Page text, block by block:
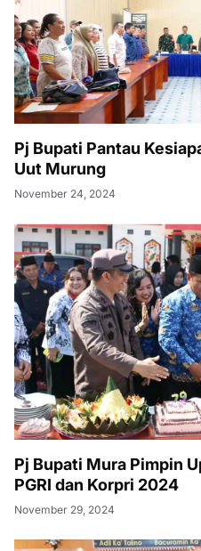
Pj Bupati Pantau
Uut Murung
November 24, 2024
Pj Bupati Mura Pimpin
PGRI dan Korpri 2024
November 29, 2024